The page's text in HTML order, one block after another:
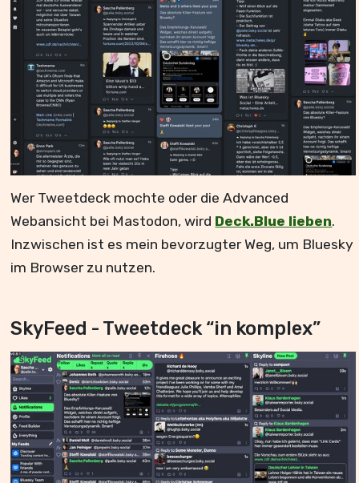
Wer Tweetdeck mochte oder die Advanced
Webansicht bei Mastodon, wird Deck.Blue lieben.
Inzwischen ist es mein bevorzugter Weg, um Bluesky
im Browser zu nutzen.
SkyFeed - Tweetdeck “in komplex”